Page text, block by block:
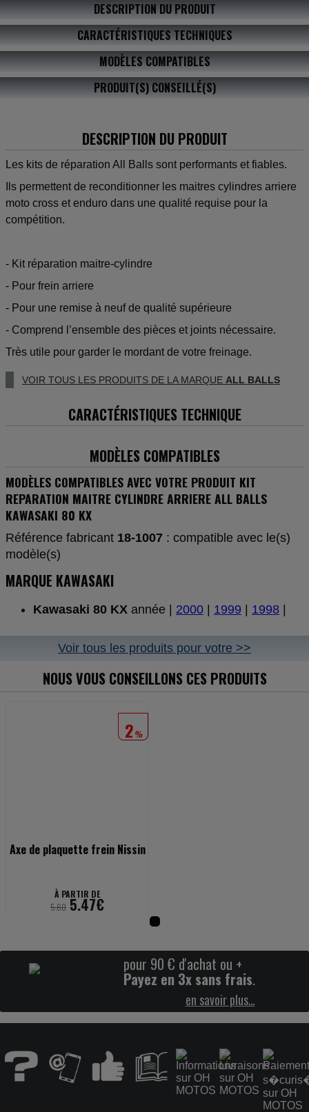
DESCRIPTION DU PRODUIT
CARACTÉRISTIQUES TECHNIQUES
MODÈLES COMPATIBLES
PRODUIT(S) CONSEILLÉ(S)
DESCRIPTION DU PRODUIT
Les kits de réparation All Balls sont performants et fiables.
Ils permettent de reconditionner les maitres cylindres arriere
moto cross et enduro dans une qualité requise pour la
compétition.
- Kit réparation maitre-cylindre
- Pour frein arriere
- Pour une remise à neuf de qualité supérieure
- Comprend l’ensemble des pièces et joints nécessaire.
Très utile pour garder le mordant de votre freinage.
VOIR TOUS LES PRODUITS DE LA MARQUE ALL BALLS
CARACTÉRISTIQUES TECHNIQUE
MODÈLES COMPATIBLES
MODÈLES COMPATIBLES AVEC VOTRE PRODUIT KIT
REPARATION MAITRE CYLINDRE ARRIERE ALL BALLS
KAWASAKI 80 KX
Référence fabricant 18-1007 : compatible avec le(s)
modèle(s)
MARQUE KAWASAKI
Kawasaki 80 KX année | 2000 1999 1998
Voir tous les produits pour votre >>
NOUS VOUS CONSEILLONS CES PRODUITS
2%
Axe de plaquette frein Nissin
À PARTIR DE
5.605.47€
pour 90 € d'achat ou +
Payez en 3x sans frais.
en savoir plus…